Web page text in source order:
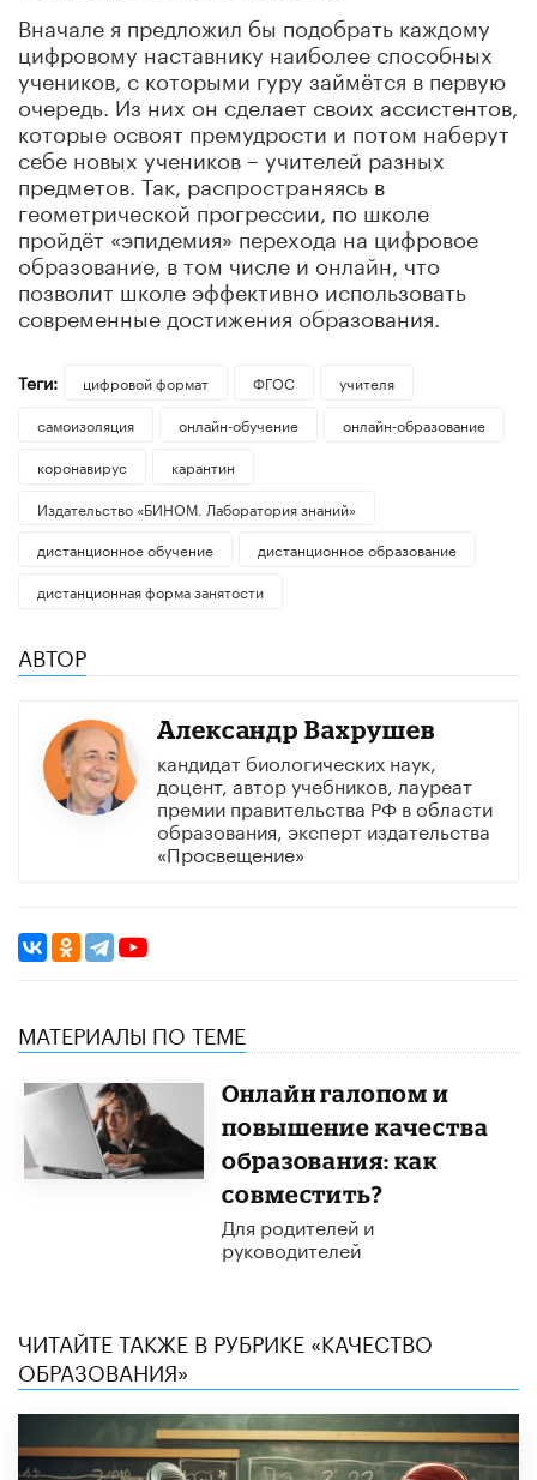
Вначале я предложил бы подобрать каждому
цифровому наставнику наиболее способных
учеников, с которыми гуру займётся в первую
очередь. Из них он сделает своих ассистентов,
которые освоят премудрости и потом наберут
себе новых учеников – учителей разных
предметов. Так, распространяясь в
геометрической прогрессии, по школе
пройдёт «эпидемия» перехода на цифровое
образование, в том числе и онлайн, что
позволит школе эффективно использовать
современные достижения образования.
Теги: цифровой формат ФГОС
учителя
самоизоляция
онлайн-обучение
онлайн-образование
коронавирус
карантин
Издательство «БИНОМ. Лаборатория знаний»
дистанционное обучение
дистанционное образование
дистанционная форма занятости
АВТОР
Александр Вахрушев
кандидат биологических наук,
доцент, автор учебников, лауреат
премии правительства РФ в области
образования, эксперт издательства
«Просвещение»
МАТЕРИАЛЫ ПО ТЕМЕ
Онлайн галопом и
повышение качества
образования: как
совместить?
Для родителей и
руководителей
ЧИТАЙТЕ ТАКЖЕ В РУБРИКЕ «КАЧЕСТВО
ОБРАЗОВАНИЯ»